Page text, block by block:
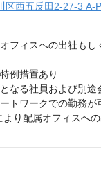
西五反田2-27-3 A-
フィスへの出社もし
例措置あり
る社員および別途
トワークでの勤務が
配属オフィスへの